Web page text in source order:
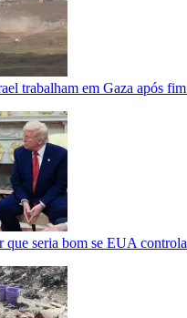
trabalham em Gaza após
que seria bom se EUA